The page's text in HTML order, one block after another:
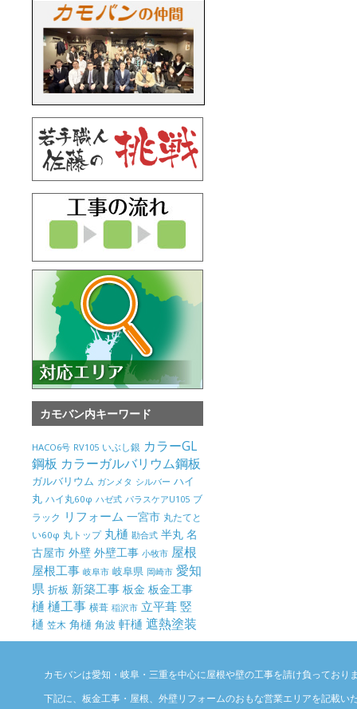
カモバン内キーワード
HACO6号 RV105 いぶし銀 カラーGL
鋼板 カラーガルバリウム鋼板
ガルバリウム ガンメタ シルバー ハイ
丸 ハイ丸60φ ハゼ式 パラスケアU105 ブ
ラック リフォーム 一宮市 丸たてと
い60φ 丸トップ 丸樋 勘合式 半丸 名
古屋市 外壁 外壁工事 小牧市 屋根
屋根工事 岐阜市 岐阜県 岡崎市 愛知
県 折板 新築工事 板金 板金工事
樋 樋工事 横葺 稲沢市 立平葺 竪
樋 笠木 角樋 角波 軒樋 遮熱塗装
カモバンは愛知・岐阜・三重を中心に屋根や壁の工事を請け負っており
下記に、板金工事・屋根、外壁リフォームのおもな営業エリアを記載い